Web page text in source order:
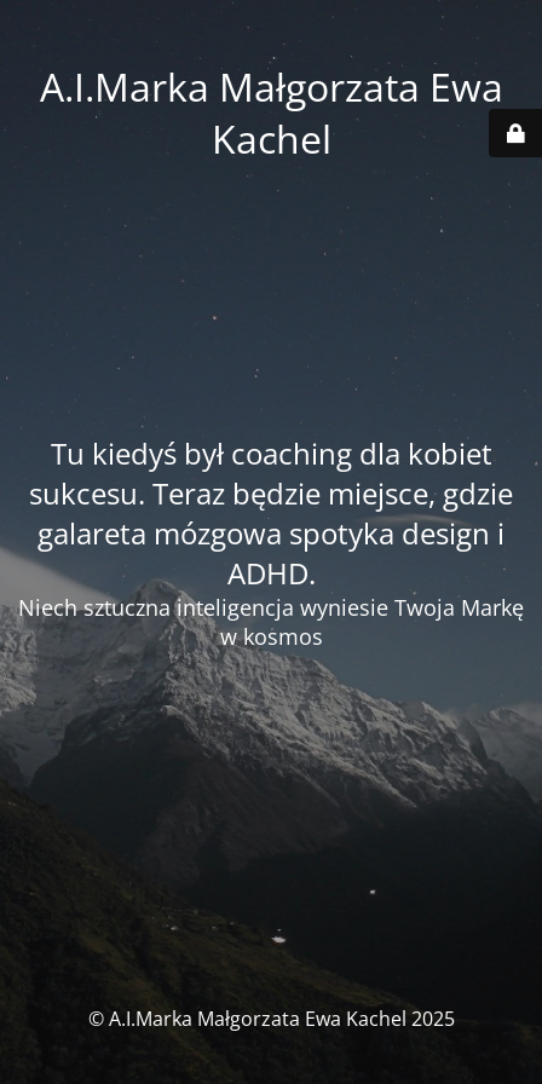
A.I.Marka Małgorzata Ewa
Kachel
Tu kiedyś był coaching dla kobiet
sukcesu. Teraz będzie miejsce, gdzie
galareta mózgowa spotyka design i
ADHD.
Niech sztuczna inteligencja wyniesie Twoja Markę
w kosmos
© A.I.Marka Małgorzata Ewa Kachel 2025